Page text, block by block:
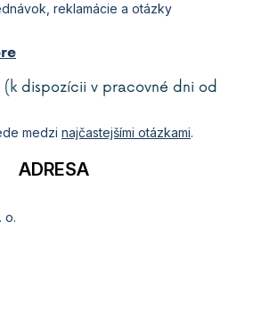
reklamácie a otázky
(k dispozícii v pracovné dni od
medzi najčastejšími otázkami.
ADRESA
o.